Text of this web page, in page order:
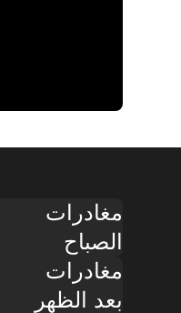
مغادرات
الصباح
مغادرات
بعد الظهر